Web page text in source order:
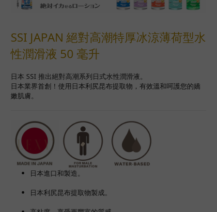
SSI JAPAN 絕對高潮特厚冰涼薄荷型水
性潤滑液 50 毫升
日本 SSI 推出絕對高潮系列日式水性潤滑液。
日本業界首創！使用日本利尻昆布提取物，有效溫和呵護您的嬌
嫩肌膚。
日本進口和製造。
日本利尻昆布提取物製成。